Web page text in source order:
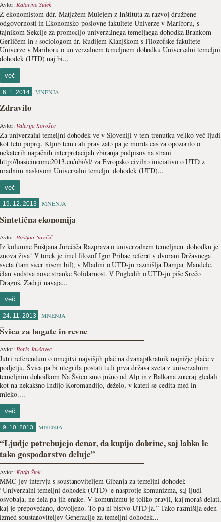
Avtor: Katarina Šulek
Z ekonomistom ddr. Matjažem Mulejem z Inštituta za razvoj družbene
odgovornosti in Ekonomsko-poslovne fakultete Univerze v Mariboru, s
tajnikom Sekcije za promocijo univerzalnega temeljnega dohodka Brankom
Gerličem in s sociologom dr. Rudijem Klanjškom s Filozofske fakultete
Univerze v Mariboru o univerzalnem temeljnem dohodku Univerzalni temeljni
dohodek (UTD) naj bi...
več
6. 1. 2014 MNENJA
Zdravilo
Avtor: Valerija Korošec
Za univerzalni temeljni dohodek ve v Sloveniji v tem trenutku veliko več ljudi
kot leto poprej. Kljub temu ali prav zato pa je morda čas za opozorilo o
nekaterih napačnih interpretacijah zbiranja podpisov na strani
http://basicincome2013.eu/ubi/sl/ za Evropsko civilno iniciativo o UTD z
uradnim naslovom Univerzalni temeljni dohodek (UTD)...
več
19. 12. 2013 MNENJA
Sintetična ekonomija
Avtor: Boštjan Jurečič
Iz kolumne Boštjana Jurečiča Razprava o univerzalnem temeljnem dohodku je
znova živa! V torek je imel filozof Igor Pribac referat v dvorani Državnega
sveta (tam sicer nisem bil), v Mladini o UTD-ju razmišlja Damjan Mandelc,
član vodstva nove stranke Solidarnost. V Pogledih o UTD-ju piše Srečo
Dragoš. Zadnji navaja...
več
24. 11. 2013 MNENJA
Švica za bogate in revne
Avtor: Boris Jaušovec
Jutri referendum o omejitvi najvišjih plač na dvanajstkratnik najnižje plače v
podjetju, Švica pa bi utegnila postati tudi prva država sveta z univerzalnim
temeljnim dohodkom Na Švico smo južno od Alp in z Balkana zmeraj gledali
kot na nekakšno Indijo Koromandijo, deželo, v kateri se cedita med in
mleko....
več
9. 10. 2013 MNENJA
“Ljudje potrebujejo denar, da kupijo dobrine, saj lahko le
tako gospodarstvo deluje”
Avtor: Katja Štok
MMC-jev intervju s soustanoviteljem Gibanja za temeljni dohodek
“Univerzalni temeljni dohodek (UTD) je nasprotje komunizma, saj ljudi
osvobaja, ne dela pa jih enake. V komunizmu je toliko pravil, kaj moraš delati,
kaj je prepovedano, dovoljeno. To pa ni bistvo UTD-ja.” Tako razmišlja eden
izmed soustanoviteljev Generacije za temeljni dohodek...